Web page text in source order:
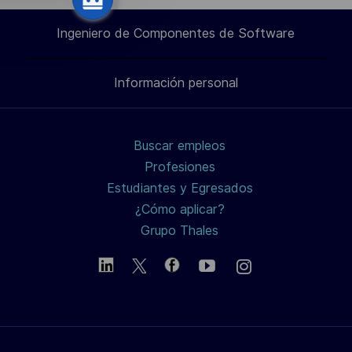
i a
través
a
través
de
a
través
de
/
X
por
correo
electrónico
Ingeniero de Componentes de Software
Información personal
Buscar empleos
Profesiones
Estudiantes y Egresados
¿Cómo aplicar?
Grupo Thales